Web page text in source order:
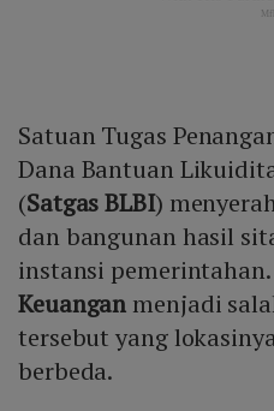
Satuan Tugas
Dana Bantuan
(Satgas BLBI)
dan bangunan hasil
instansi pemerintahan.
Keuangan menjadi
tersebut yang
berbeda.